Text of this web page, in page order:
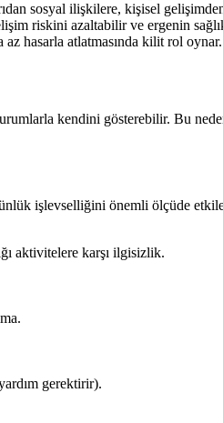
sosyal ilişkilere, kişisel
riskini azaltabilir ve ergenin
hasarla atlatmasında kilit rol oynar.
kendini gösterebilir. Bu
işlevselliğini önemli ölçüde
aktivitelere karşı ilgisizlik.
gerektirir).